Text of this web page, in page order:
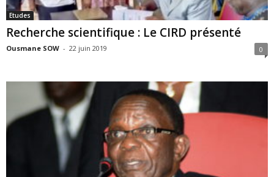
Etudes
Recherche scientifique : Le CIRD présenté
Ousmane SOW - 22 juin 2019 0